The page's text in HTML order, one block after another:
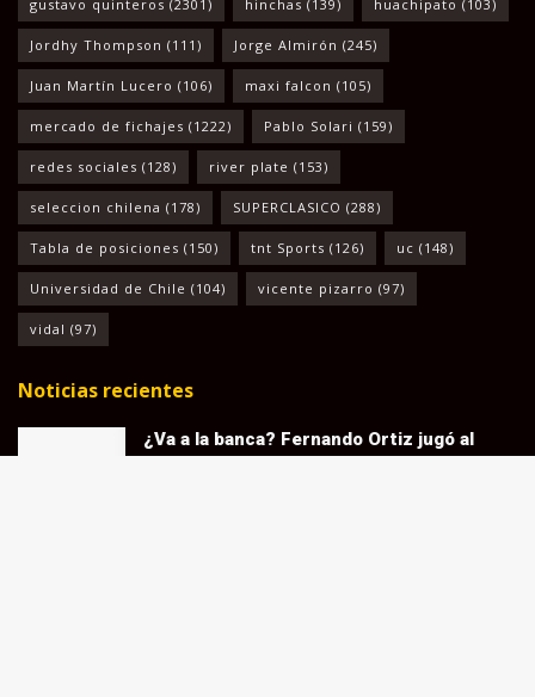
gustavo quinteros (2301) hinchas (139) huachipato (103)
Jordhy Thompson (111) Jorge Almirón (245)
Juan Martín Lucero (106) maxi falcon (105)
mercado de fichajes (1222) Pablo Solari (159)
redes sociales (128) river plate (153)
seleccion chilena (178) SUPERCLASICO (288)
Tabla de posiciones (150) tnt Sports (126) uc (148)
Universidad de Chile (104) vicente pizarro (97)
vidal (97)
Noticias recientes
¿Va a la banca? Fernando Ortiz jugó al